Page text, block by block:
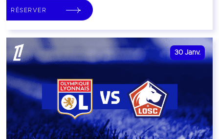
RÉSERVER
30 Janv.